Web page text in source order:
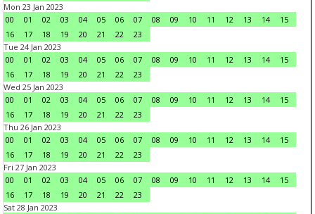
Mon 23 Jan 2023
00
01 02 03 04 05 06 07 08 09 10 11 12 13 14
15
16
17 18 19 20 21 22
23
Tue 24 Jan 2023
00
01 02 03 04 05 06 07 08 09 10 11 12 13 14
15
16
17 18 19 20 21 22
23
Wed 25 Jan 2023
00
01 02 03 04 05 06 07 08 09 10 11 12 13 14
15
16
17 18 19 20 21 22
23
Thu 26 Jan 2023
00
01 02 03 04 05 06 07 08 09 10 11 12 13 14
15
16
17 18 19 20 21 22
23
Fri 27 Jan 2023
00
01 02 03 04 05 06 07 08 09 10 11 12 13 14
15
16
17 18 19 20 21 22
23
Sat 28 Jan 2023